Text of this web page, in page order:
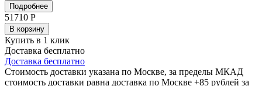
Подробнее
51710 Р
В корзину
Купить в 1 клик
Доставка бесплатно
Доставка бесплатно
Стоимость доставки указана по Москве, за пределы МКАД
стоимость доставки равна доставка по Москве +85 рублей за